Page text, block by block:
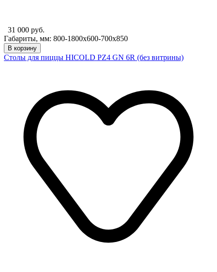
31 000 руб.
Габариты, мм: 800-1800х600-700х850
В корзину
Столы для пиццы HICOLD PZ4 GN 6R (без витрины)